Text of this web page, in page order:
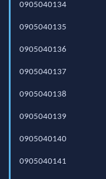
0905040134
0905040135
0905040136
0905040137
0905040138
0905040139
0905040140
0905040141